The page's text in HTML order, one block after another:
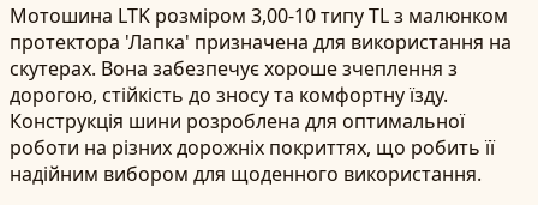
Мотошина LTK розміром 3,00-10 типу TL з малюнком
протектора 'Лапка' призначена для використання на
скутерах. Вона забезпечує хороше зчеплення з
дорогою, стійкість до зносу та комфортну їзду.
Конструкція шини розроблена для оптимальної
роботи на різних дорожніх покриттях, що робить її
надійним вибором для щоденного використання.